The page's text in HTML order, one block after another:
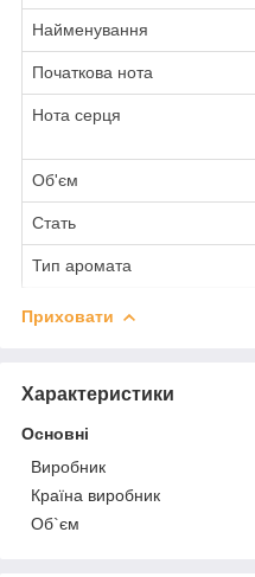
Найменування
Початкова нота
Нота серця
Об'єм
Стать
Тип аромата
Приховати
Характеристики
Основні
Виробник
Країна виробник
Об`єм